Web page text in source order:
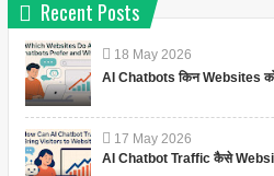
Recent Posts
18 May 2026
AI Chatbots किन Websites
17 May 2026
AI Chatbot Traffic कैसे